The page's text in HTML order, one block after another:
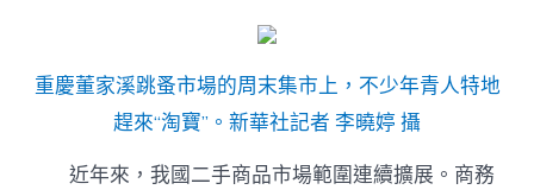
重慶董家溪跳蚤市場的周末集市上，不少年青人特地
趕來“淘寶”。新華社記者 李曉婷 攝
近年來，我國二手商品市場範圍連續擴展。商務